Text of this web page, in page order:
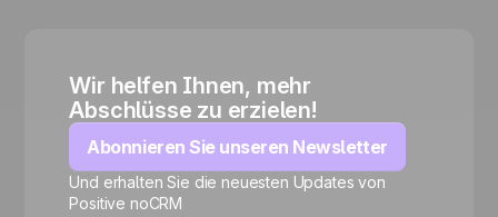
Wir helfen Ihnen, mehr
Abschlüsse zu erzielen!
Abonnieren Sie unseren Newsletter
Und erhalten Sie die neuesten Updates von
Positive noCRM